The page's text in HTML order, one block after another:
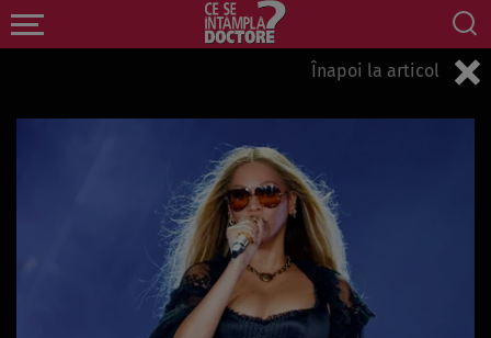
Înapoi la articol